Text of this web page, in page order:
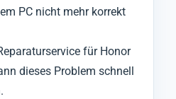
PC nicht mehr korrekt
für Honor
dieses Problem schnell